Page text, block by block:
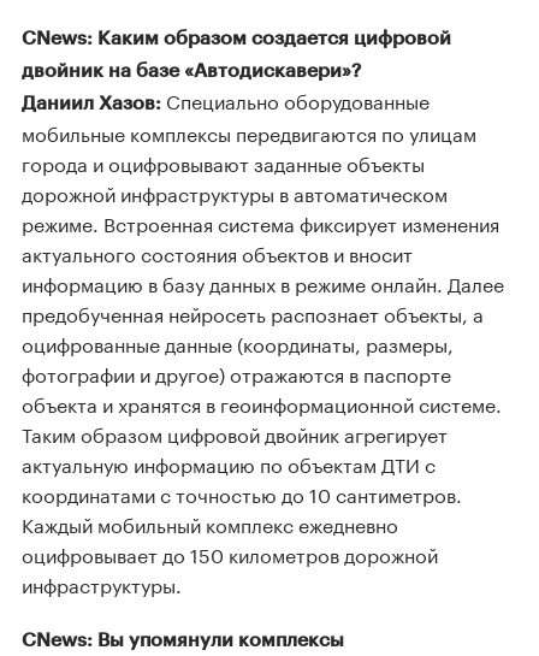
CNews: Каким образом создается цифровой
двойник на базе «Автодискавери»?
Даниил Хазов: Специально оборудованные
мобильные комплексы передвигаются по улицам
города и оцифровывают заданные объекты
дорожной инфраструктуры в автоматическом
режиме. Встроенная система фиксирует изменения
актуального состояния объектов и вносит
информацию в базу данных в режиме онлайн. Далее
предобученная нейросеть распознает объекты, а
оцифрованные данные (координаты, размеры,
фотографии и другое) отражаются в паспорте
объекта и хранятся в геоинформационной системе.
Таким образом цифровой двойник агрегирует
актуальную информацию по объектам ДТИ с
координатами с точностью до 10 сантиметров.
Каждый мобильный комплекс ежедневно
оцифровывает до 150 километров дорожной
инфраструктуры.
CNews: Вы упомянули комплексы